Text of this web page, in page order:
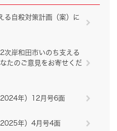
る自殺対策計画（案）に
次岸和田市いのち支える
たのご意見をお寄せくだ
年）12月号6面
年）4月号4面